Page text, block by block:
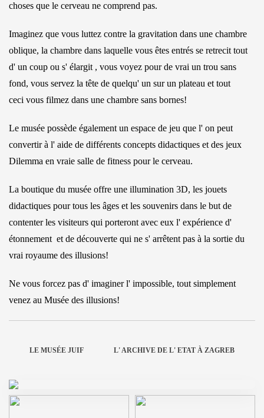
choses que le cerveau ne comprend pas.
Imaginez que vous luttez contre la gravitation dans une chambre
oblique, la chambre dans laquelle vous êtes entrés se retrecit tout
d' un coup ou s' élargit , vous voyez pour de vrai un trou sans
fond, vous servez la tête de quelqu' un sur un plateau et tout
ceci vous filmez dans une chambre sans bornes!
Le musée possède également un espace de jeu que l' on peut
convertir à l' aide de différents concepts didactiques et des jeux
Dilemma en vraie salle de fitness pour le cerveau.
La boutique du musée offre une illumination 3D, les jouets
didactiques pour tous les âges et les souvenirs dans le but de
contenter les visiteurs qui porteront avec eux l' expérience d'
étonnement et de découverte qui ne s' arrêtent pas à la sortie du
vrai royaume des illusions!
Ne vous forcez pas d' imaginer l' impossible, tout simplement
venez au Musée des illusions!
LE MUSÉE JUIF L' ARCHIVE DE L' ETAT À ZAGREB